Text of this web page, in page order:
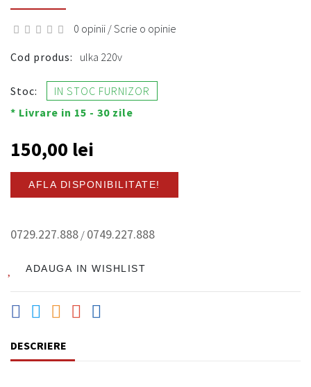
0 opinii /Scrie o opinie
Cod produs: ulka 220v
Stoc:
IN STOC FURNIZOR
* Livrare in 15 - 30 zile
150,00 lei
AFLA DISPONIBILITATE!
0729.227.888 / 0749.227.888
ADAUGA IN WISHLIST
DESCRIERE